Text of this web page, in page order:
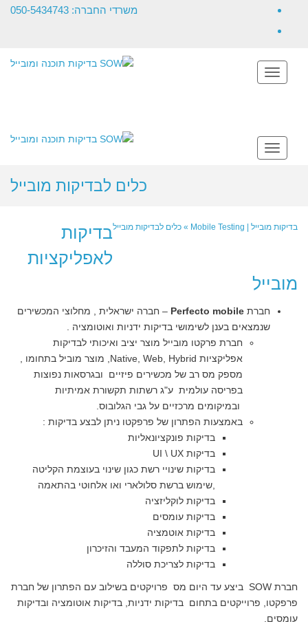
משרדי החברה: 050-5434743
Toggle
navigation
Toggle
navigation
כלים לבדיקות מובייל
בדיקות מובייל | Mobile Testing » כלים לבדיקות מוביילבדיקות
לאפליקציות
מובייל
חברת Perfecto mobile – חברה ישראלית , מחלוצי המכשירים
שנמצאים בענן לשימושי בדיקות ידניות ואוטומציה .
חברת פרקטו מובייל מוצר יציב ואיכותי לבדיקות
אפליקציות Native, Web, Hybrid, מוצר מוביל בתחומו ,
מספק מס רב של מכשירים פיזיים ובגרסאות נפוצות
בפריסה עולמית ע"ג רשתות תקשורת אמיתיות
ובמיקומים מרכזיים על גבי הגלובוס.
באמצעות הפתרון של פרפקטו ניתן לבצע בדיקות :
בדיקות פונקציונאליות
בדיקות UI \ UX
בדיקות שינויי רשת כגון שינוי בעוצמת הקליטה
,שימוש ברשת סלולארי ואו אלחוטי בהתאמה
בדיקות לוקליזציה
בדיקות עומסים
בדיקות אוטמציה
בדיקות לתפקוד המעבד והזיכרון
בדיקות לצריכת סוללה
חברת SOW ביצע עד היום מס פרויקטים בשילוב עם הפתרון של חברת
פרפקטו, פרוייקטים בתחום בדיקות ידניות, בדיקות אוטומציה ובדיקות
עומסים.